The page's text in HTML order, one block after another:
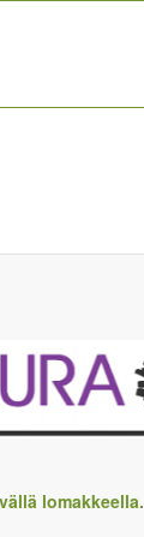
lomakkeella.